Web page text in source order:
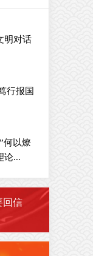
明对话
行报国
何以燎
论...
回信